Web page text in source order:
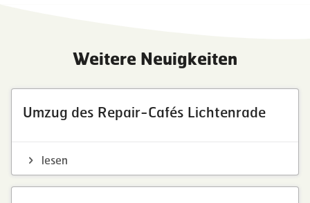
Weitere Neuigkeiten
Umzug des Repair-Cafés Lichtenrade
lesen